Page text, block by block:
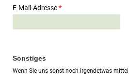
i
l
g
T
x
E-Mail-Adresse*
Sonstiges
Wenn Sie uns sonst noch irgendetwas